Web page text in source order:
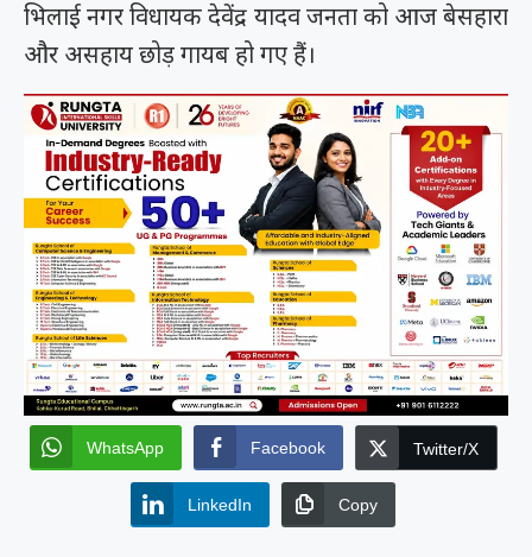
भिलाई नगर विधायक देवेंद्र यादव जनता को आज बेसहारा
और असहाय छोड़ गायब हो गए हैं।
WhatsApp Facebook Twitter/X
LinkedIn Copy